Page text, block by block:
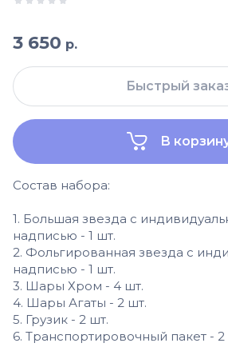
3 650 р.
В
Быстрый
Состав набора:
1. Большая звезда с
надписью - 1 шт.
2. Фольгированная звезда с
надписью - 1 шт.
3. Шары Хром - 4 шт.
4. Шары Агаты - 2 шт.
5. Грузик - 2 шт.
6. Транспортировочный пакет - 2